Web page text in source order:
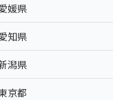
媛県
知県
潟県
京都